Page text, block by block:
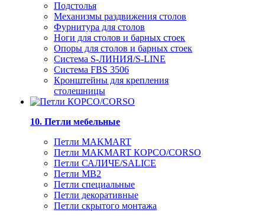
Подстолья
Механизмы раздвижения столов
Фурнитура для столов
Ноги для столов и барных стоек
Опоры для столов и барных стоек
Система S-ЛИНИЯ/S-LINE
Система FBS 3506
Кронштейны для крепления
столешницы
10. Петли мебельные
Петли MAKMART
Петли MAKMART КОРСО/CORSO
Петли САЛИЧЕ/SALICE
Петли MB2
Петли специальные
Петли декоративные
Петли скрытого монтажа